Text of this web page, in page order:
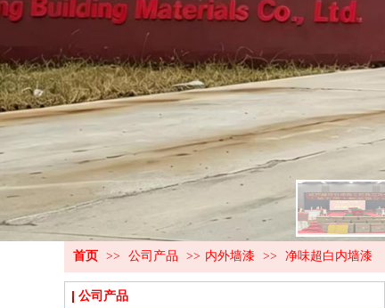
首页 >> 公司产品 >> 内外墙漆 >> 净味超白内墙漆
公司产品
水性工业漆